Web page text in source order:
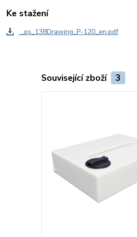
Ke stažení
_ps_138Drawing_P-120_en.pdf
Související zboží 3